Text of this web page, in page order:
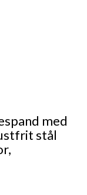
med
stål